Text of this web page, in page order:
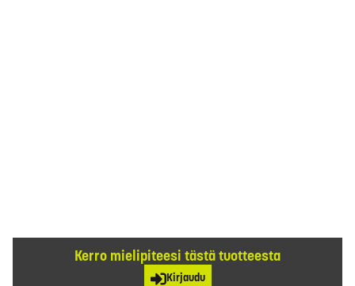
Kerro mielipiteesi tästä tuotteesta
Kirjaudu